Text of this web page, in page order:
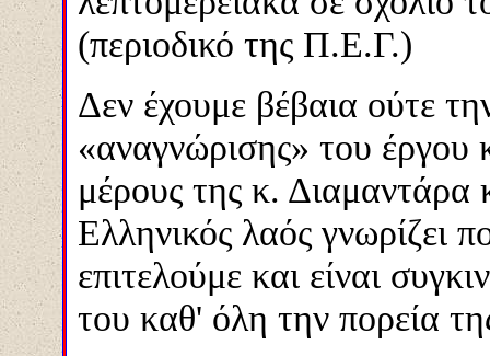
(περιοδικό της Π.Ε.Γ.)
Δεν έχουμε βέβαια ούτε
«αναγνώρισης» του
μέρους της κ.
Ελληνικός λαός γνωρίζει
επιτελούμε και είναι
του καθ' όλη την πορεία